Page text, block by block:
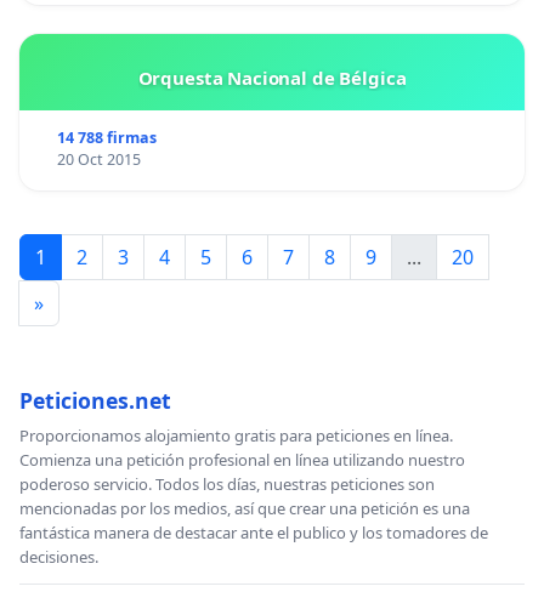
Orquesta Nacional de Bélgica
14 788 firmas
20 Oct 2015
1 2 3 4 5 6 7 8 9 ...
20
»
Peticiones.net
Proporcionamos alojamiento gratis para peticiones en línea.
Comienza una petición profesional en línea utilizando nuestro
poderoso servicio. Todos los días, nuestras peticiones son
mencionadas por los medios, así que crear una petición es una
fantástica manera de destacar ante el publico y los tomadores de
decisiones.